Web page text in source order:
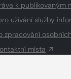
k publikovaným
užívání služby
zpracování
místa